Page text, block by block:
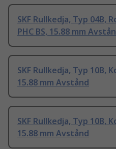
SKF Rullkedja, Typ 04B,
PHC BS, 15.88 mm
SKF Rullkedja, Typ 10B,
15.88 mm Avstånd
SKF Rullkedja, Typ 10B,
15.88 mm Avstånd